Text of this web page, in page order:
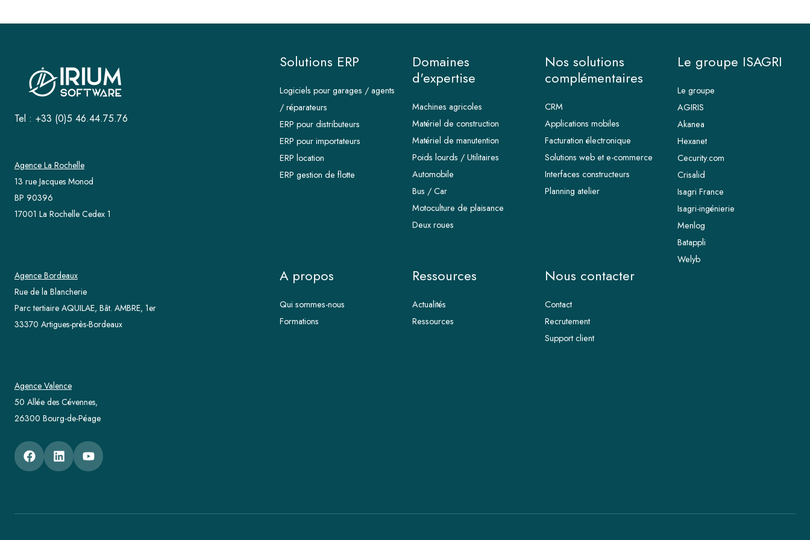
Tel : +33 (0)5 46.44.75.76
Agence La Rochelle
13 rue Jacques Monod
BP 90396
17001 La Rochelle Cedex 1
Agence Bordeaux
Rue de la Blancherie
Parc tertiaire AQUILAE, Bât. AMBRE, 1er
33370 Artigues-près-Bordeaux
Agence Valence
50 Allée des Cévennes,
26300 Bourg-de-Péage
Solutions ERP
Logiciels pour garages / agents
/ réparateurs
ERP pour distributeurs
ERP pour importateurs
ERP location
ERP gestion de flotte
Domaines
d'expertise
Machines agricoles
Matériel de construction
Matériel de manutention
Poids lourds / Utilitaires
Automobile
Bus / Car
Motoculture de plaisance
Deux roues
Nos solutions
complémentaires
CRM
Applications mobiles
Facturation électronique
Solutions web et e-commerce
Interfaces constructeurs
Planning atelier
Le groupe ISAGRI
Le groupe
AGIRIS
Akanea
Hexanet
Cecurity.com
Crisalid
Isagri France
Isagri-ingénierie
Menlog
Batappli
Welyb
A propos
Qui sommes-nous
Formations
Ressources
Actualités
Ressources
Nous contacter
Contact
Recrutement
Support client